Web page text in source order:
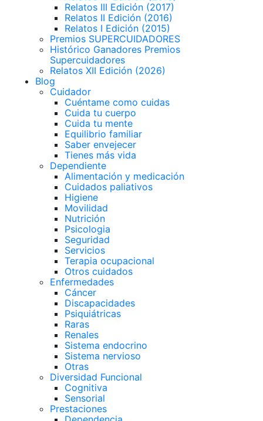
Relatos III Edición (2017)
Relatos II Edición (2016)
Relatos I Edición (2015)
Premios SUPERCUIDADORES
Histórico Ganadores Premios
Supercuidadores
Relatos XII Edición (2026)
Blog
Cuidador
Cuéntame como cuidas
Cuida tu cuerpo
Cuida tu mente
Equilibrio familiar
Saber envejecer
Tienes más vida
Dependiente
Alimentación y medicación
Cuidados paliativos
Higiene
Movilidad
Nutrición
Psicologia
Seguridad
Servicios
Terapia ocupacional
Otros cuidados
Enfermedades
Cáncer
Discapacidades
Psiquiátricas
Raras
Renales
Sistema endocrino
Sistema nervioso
Otras
Diversidad Funcional
Cognitiva
Sensorial
Prestaciones